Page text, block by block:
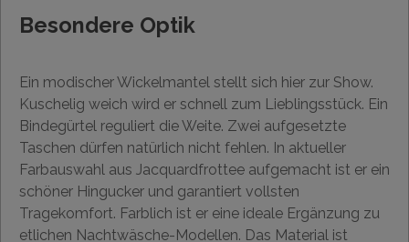
Besondere Optik
Ein modischer Wickelmantel stellt sich hier zur Show.
Kuschelig weich wird er schnell zum Lieblingsstück. Ein
Bindegürtel reguliert die Weite. Zwei aufgesetzte
Taschen dürfen natürlich nicht fehlen. In aktueller
Farbauswahl aus Jacquardfrottee aufgemacht ist er ein
schöner Hingucker und garantiert vollsten
Tragekomfort. Farblich ist er eine ideale Ergänzung zu
etlichen Nachtwäsche-Modellen. Das Material ist